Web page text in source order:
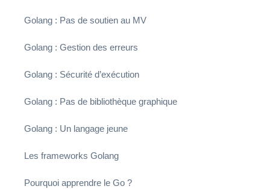
Golang : Pas de soutien au MV
Golang : Gestion des erreurs
Golang : Sécurité d’exécution
Golang : Pas de bibliothèque graphique
Golang : Un langage jeune
Les frameworks Golang
Pourquoi apprendre le Go ?